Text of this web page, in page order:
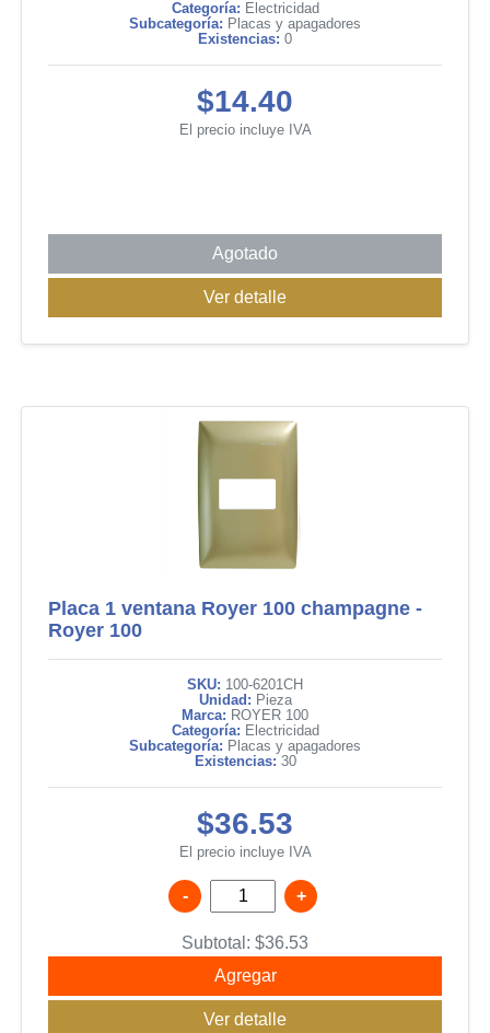
Categoría: Electricidad
Subcategoría: Placas y apagadores
Existencias: 0
$14.40
El precio incluye IVA
Agotado
Ver detalle
Placa 1 ventana Royer 100 champagne -
Royer 100
SKU: 100-6201CH
Unidad: Pieza
Marca: ROYER 100
Categoría: Electricidad
Subcategoría: Placas y apagadores
Existencias: 30
$36.53
El precio incluye IVA
- +
Subtotal: $36.53
Agregar
Ver detalle